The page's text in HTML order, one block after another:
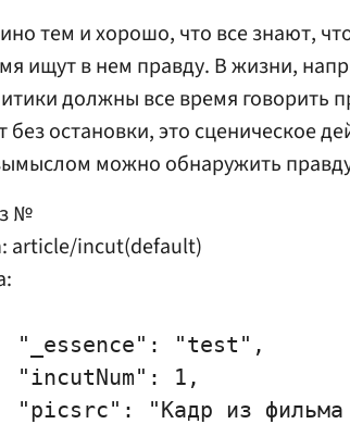
тем и хорошо, что все знают,
ищут в нем правду. В жизни,
должны все время говорить
без остановки, это сценическое
можно обнаружить
№
article/incut(default)
"_essence": "test",
"incutNum": 1,
"picsrc": "Кадр из